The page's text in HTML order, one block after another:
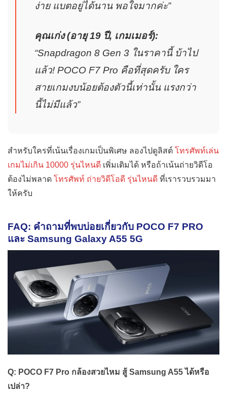
ง่าย แบตอยู่ได้นาน พอใจมากค่ะ”
คุณเก่ง (อายุ 19 ปี, เกมเมอร์):
“Snapdragon 8 Gen 3 ในราคานี้ บ้าไป
แล้ว! POCO F7 Pro คือที่สุดครับ ใคร
สายเกมงบน้อยต้องตัวนี้เท่านั้น แรงกว่า
นี้ไม่มีแล้ว”
สำหรับใครที่เน้นเรื่องเกมเป็นพิเศษ ลองไปดูลิสต์ โทรศัพท์เล่น
เกมไม่เกิน 10000 รุ่นไหนดี เพิ่มเติมได้ หรือถ้าเน้นถ่ายวิดีโอ
ต้องไม่พลาด โทรศัพท์ ถ่ายวิดีโอดี รุ่นไหนดี ที่เรารวบรวมมา
ให้ครับ
FAQ: คำถามที่พบบ่อยเกี่ยวกับ POCO F7 PRO
และ Samsung Galaxy A55 5G
Q: POCO F7 Pro กล้องสวยไหม สู้ Samsung A55 ได้หรือ
เปล่า?